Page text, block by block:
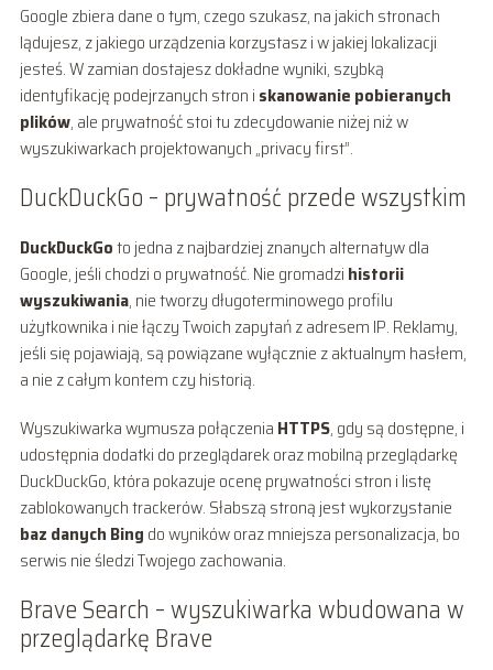
Google zbiera dane o tym, czego szukasz, na jakich stronach
lądujesz, z jakiego urządzenia korzystasz i w jakiej lokalizacji
jesteś. W zamian dostajesz dokładne wyniki, szybką
identyfikację podejrzanych stron i skanowanie pobieranych
plików, ale prywatność stoi tu zdecydowanie niżej niż w
wyszukiwarkach projektowanych „privacy first”.
DuckDuckGo – prywatność przede wszystkim
DuckDuckGoto jedna z najbardziej znanych alternatyw dla
Google, jeśli chodzi o prywatność. Nie gromadzi historii
wyszukiwania, nie tworzy długoterminowego profilu
użytkownika i nie łączy Twoich zapytań z adresem IP. Reklamy,
jeśli się pojawiają, są powiązane wyłącznie z aktualnym hasłem,
a nie z całym kontem czy historią.
Wyszukiwarka wymusza połączenia HTTPS, gdy są dostępne, i
udostępnia dodatki do przeglądarek oraz mobilną przeglądarkę
DuckDuckGo, która pokazuje ocenę prywatności stron i listę
zablokowanych trackerów. Słabszą stroną jest wykorzystanie
baz danych Bing do wyników oraz mniejsza personalizacja, bo
serwis nie śledzi Twojego zachowania.
Brave Search – wyszukiwarka wbudowana w
przeglądarkę Brave